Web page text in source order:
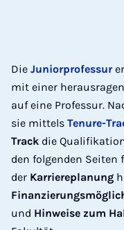
Die Juniorprofessur
mit einer
auf eine Professur.
sie mittels Tenure-
Track die
den folgenden Seiten
der Karriereplanung
und Hinweise zum